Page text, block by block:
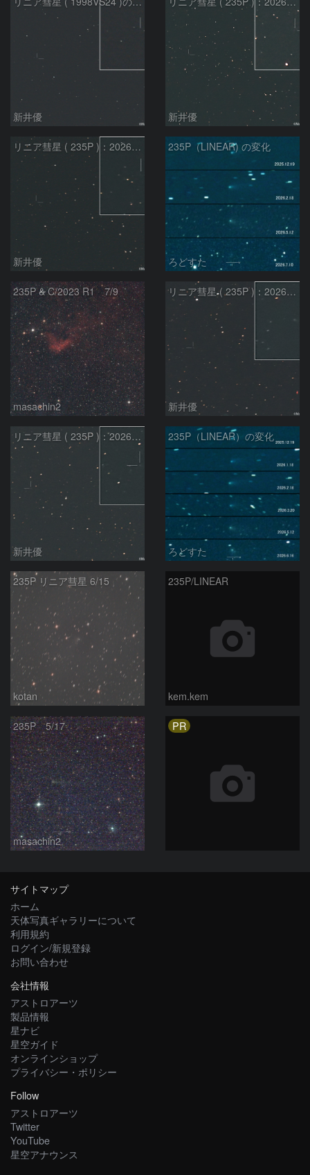
新井優 新井優
リニア彗星 ( 235P )：2026/07/08
新井優
235P（LINEAR) の変化
ろどすた
235P & C/2023 R1 7/9
masachin2
リニア彗星 ( 235P )：2026/05/20
新井優
リニア彗星 ( 235P )：2026/05/29
新井優
235P（LINEAR）の変化
ろどすた
235P リニア彗星 6/15
kotan
235P/LINEAR
kem.kem
235P 5/17
masachin2
PR
サイトマップ
ホーム
天体写真ギャラリーについて
利用規約
ログイン/新規登録
お問い合わせ
会社情報
アストロアーツ
製品情報
星ナビ
星空ガイド
オンラインショップ
プライバシー・ポリシー
Follow
アストロアーツ
Twitter
YouTube
星空アナウンス